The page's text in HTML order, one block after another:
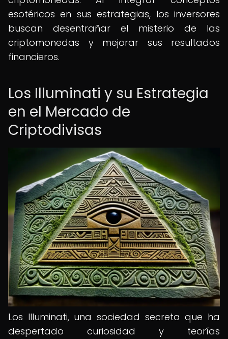
esotéricos en sus estrategias, los inversores
buscan desentrañar el misterio de las
criptomonedas y mejorar sus resultados
financieros.
Los Illuminati y su Estrategia
en el Mercado de
Criptodivisas
Los Illuminati, una sociedad secreta que ha
despertado curiosidad y teorías